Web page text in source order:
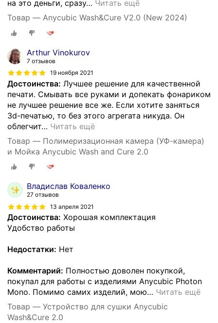
на это деньги, сразу… Читать ещё
Товар — Anycubic Wash&Cure V2.0 (New 2024)
Arthur Vinokurov
7 отзывов
19 ноября 2021
Достоинства: Лучшее решение для качественной
печати. Смывать все руками и допекать фонариком
не лучшее решение все же. Если хотите заняться
3d-печатью, то без этого агрегата никуда. Он
облегчит… Читать ещё
Товар — Полимеризационная камера (УФ-камера)
и Мойка Anycubic Wash and Cure 2.0
Владислав Коваленко
27 отзывов
13 апреля 2021
Достоинства: Хорошая комплектация
Удобство работы
Недостатки: Нет
Комментарий: Полностью доволен покупкой,
покупал для работы с изделиями Anycubic Photon
Mono. Помимо самих изделий, мою… Читать ещё
Товар — Устройство для сушки Anycubic
Wash&Cure 2.0